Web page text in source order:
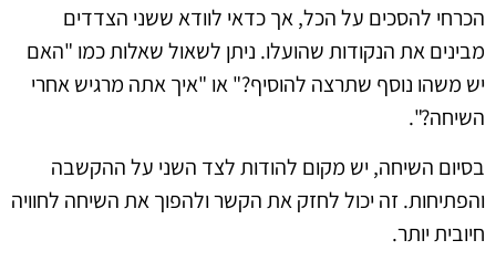
הכרחי להסכים על הכל, אך כדאי לוודא ששני הצדדים
מבינים את הנקודות שהועלו. ניתן לשאול שאלות כמו "האם
יש משהו נוסף שתרצה להוסיף?" או "איך אתה מרגיש אחרי
השיחה?".
בסיום השיחה, יש מקום להודות לצד השני על ההקשבה
והפתיחות. זה יכול לחזק את הקשר ולהפוך את השיחה לחוויה
חיובית יותר.